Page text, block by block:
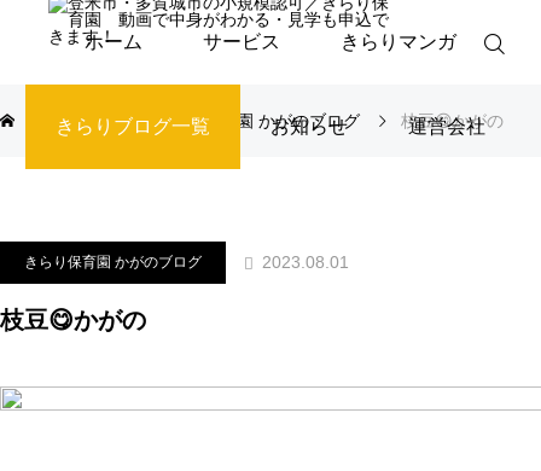
ホーム サービス きらりマンガ
きらりブログ一覧 お知らせ 運営会社
ブログ きらり保育園 かがのブログ 枝豆😋かがの
きらり保育園 かがのブログ 2023.08.01
枝豆😋かがの